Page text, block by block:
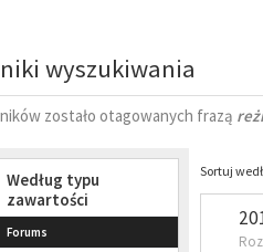
wyszukiwania
zostało otagowanych frazą
Według typu
zawartości
Forums
Sortuj